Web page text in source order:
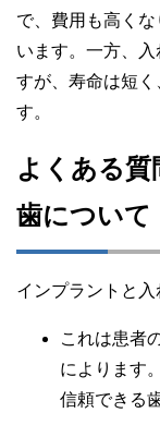
で、費用も高く
います。一方、
すが、寿命は短
す。
よくある
歯について
インプラントと
これは患者
によります
信頼できる